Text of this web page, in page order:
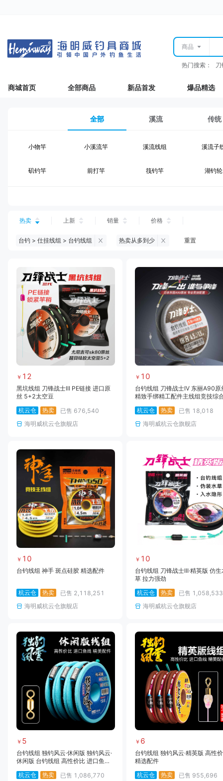
商品
热门搜索：
商城首页 全部商品 新品首发 爆品精选
全部 溪流 传统
小物竿 小溪流竿 溪流线组 溪流子
矶钓竿 前打竿 筏钓竿 湖钓轮
台钓仕挂 台钓钩
钓鱼伞 台钓服饰 台钓装备
黑坑配件 黑坑钓灯 黑坑网
黑坑饵料 马口竿 路亚竿 雷强竿
路亚装备 海钓竿 海钓轮 海钓线
热卖 上新 销量 价格
台钓 > 仕挂线组 > 台钓线组 热卖从多到少 重置
￥ 12
黑坑线组 刀锋战士III PE链接 进口原
丝 5+2太空豆
杭云仓
热卖 已售 676,540
海明威杭云仓旗舰店
￥ 10
台钓线组 刀锋战士IV 东丽A90原
精致手绑精工配件主线组竞技综
杭云仓
热卖 已售 18,018
海明威杭云仓旗舰店
￥ 10
台钓线组 神手 斑点硅胶 精选配件
杭云仓 热卖 已售 2,118,251
海明威杭云仓旗舰店
￥ 10
台钓线组 刀锋战士III·精英版 仿生
草 拉力强劲
杭云仓
热卖 已售 1,058,533
海明威杭云仓旗舰店
￥ 5
台钓线组 独钓风云·休闲版 独钓风云·
休闲版 台钓线组 高性价比 进口鱼线
杭云仓
热卖 已售 1,086,770
￥ 6
台钓线组 独钓风云·精英版 高性
精选配件
杭云仓
热卖 已售 955,696